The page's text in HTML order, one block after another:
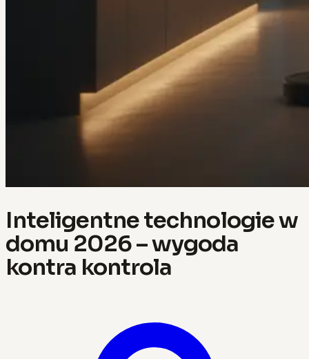
Inteligentne technologie w
domu 2026 – wygoda
kontra kontrola